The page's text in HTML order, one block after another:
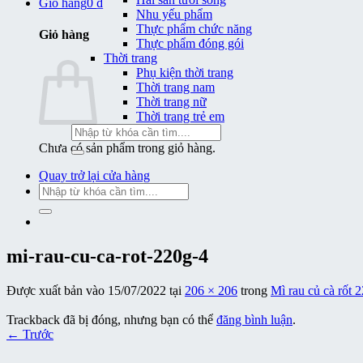
Giỏ hàng0 ₫
Giỏ hàng
Chưa có sản phẩm trong giỏ hàng.
Quay trở lại cửa hàng
Nhu yếu phẩm
Thực phẩm chức năng
Thực phẩm đóng gói
Thời trang
Phụ kiện thời trang
Thời trang nam
Thời trang nữ
Thời trang trẻ em
Tìm
kiếm:
Tìm
kiếm:
mi-rau-cu-ca-rot-220g-4
Được xuất bản vào 15/07/2022 tại 206 × 206 trong Mì rau củ cà rốt
Trackback đã bị đóng, nhưng bạn có thể đăng bình luận.
← Trước